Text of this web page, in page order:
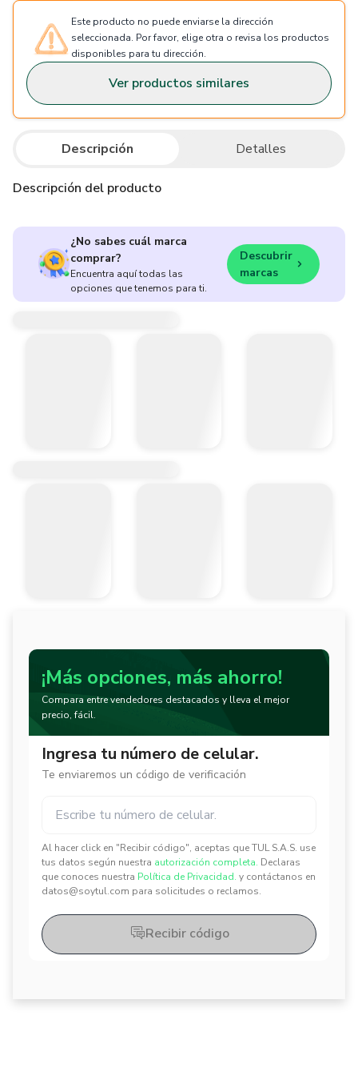
Este producto no puede enviarse la dirección
seleccionada. Por favor, elige otra o revisa los productos
disponibles para tu dirección.
Ver productos similares
Descripción Detalles
Descripción del producto
¿No sabes cuál marca
comprar?
Encuentra aquí todas las
opciones que tenemos para ti.
Descubrir
marcas
¡Más opciones, más ahorro!
Compara entre vendedores destacados y lleva el mejor
precio, fácil.
Ingresa tu número de celular.
Te enviaremos un código de verificación
Al hacer click en "Recibir código", aceptas que TUL S.A.S. use
tus datos según nuestra autorización completa. Declaras
que conoces nuestra Política de Privacidad. y contáctanos en
datos@soytul.com para solicitudes o reclamos.
✕
✕
Recibir código